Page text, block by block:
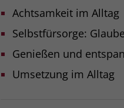
Achtsamkeit im Alltag
Selbstfürsorge:
Genießen und
Umsetzung im Alltag